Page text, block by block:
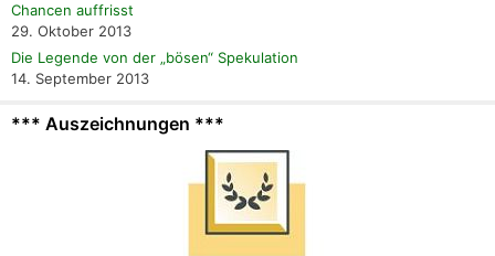
Chancen auffrisst
29. Oktober 2013
Die Legende von der „bösen“ Spekulation
14. September 2013
*** Auszeichnungen ***